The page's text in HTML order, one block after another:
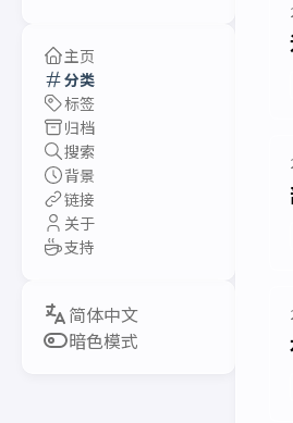
主页
分类
标签
归档
搜索
背景
链接
关于
支持
暗色模式